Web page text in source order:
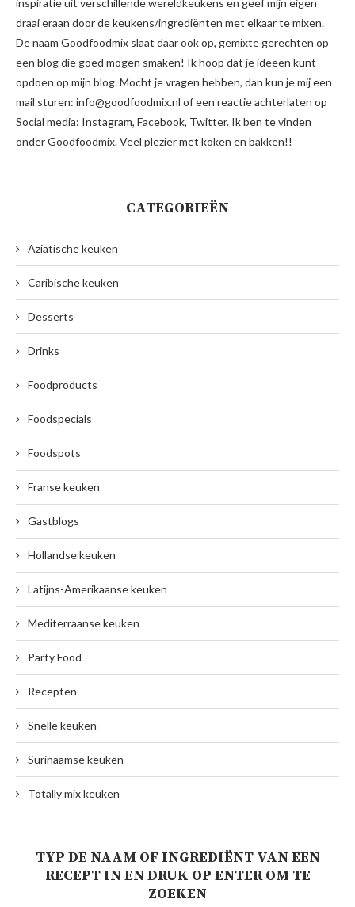
draai eraan door de keukens/ingrediënten met elkaar te mixen.
De naam Goodfoodmix slaat daar ook op, gemixte gerechten op
een blog die goed mogen smaken! Ik hoop dat je ideeën kunt
opdoen op mijn blog. Mocht je vragen hebben, dan kun je mij een
mail sturen: info@goodfoodmix.nl of een reactie achterlaten op
Social media: Instagram, Facebook, Twitter. Ik ben te vinden
onder Goodfoodmix. Veel plezier met koken en bakken!!
CATEGORIEËN
Aziatische keuken
Caribische keuken
Desserts
Drinks
Foodproducts
Foodspecials
Foodspots
Franse keuken
Gastblogs
Hollandse keuken
Latijns-Amerikaanse keuken
Mediterraanse keuken
Party Food
Recepten
Snelle keuken
Surinaamse keuken
Totally mix keuken
TYP DE NAAM OF INGREDIËNT VAN EEN
RECEPT IN EN DRUK OP ENTER OM TE
ZOEKEN